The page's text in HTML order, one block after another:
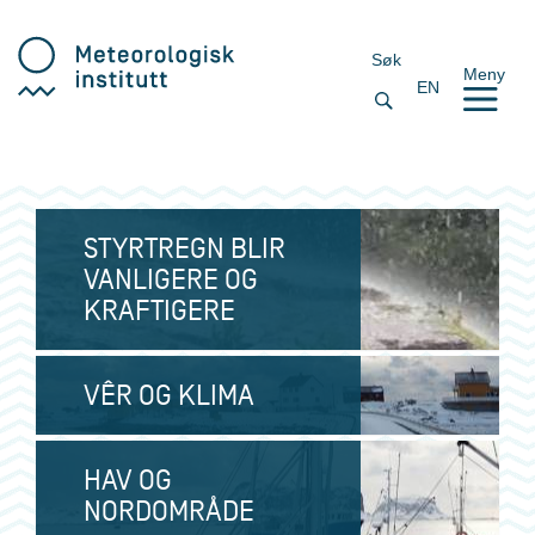
Søk
EN
Meny
STYRTREGN BLIR
VANLIGERE OG
KRAFTIGERE
VÊR OG KLIMA
HAV OG
NORDOMRÅDE